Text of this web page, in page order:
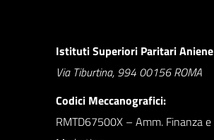
Istituti Superiori Paritari Aniene
Via Tiburtina, 994 00156 ROMA
Codici Meccanografici:
RMTD67500X – Amm. Finanza e